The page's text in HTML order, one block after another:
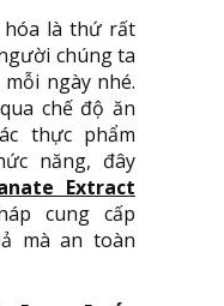
hóa là thứ rất
chúng ta
ngày nhé.
chế độ ăn
thực phẩm
năng, đây
Extract
cung cấp
mà an toàn